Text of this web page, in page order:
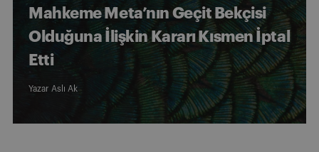
Mahkeme Meta’nın Geçit Bekçisi
Olduğuna İlişkin Kararı Kısmen İptal
Etti
Yazar Aslı Ak